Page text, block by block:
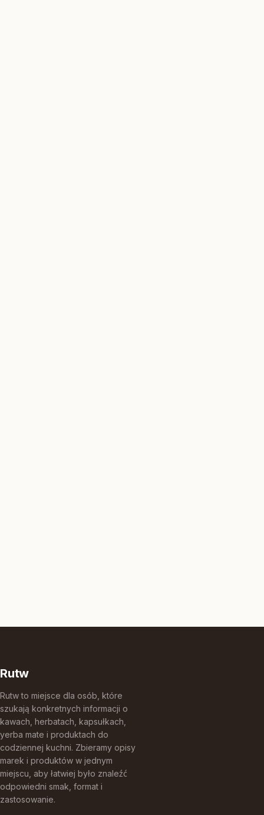
Rutw
Rutw to miejsce dla osób, które
szukają konkretnych informacji o
kawach, herbatach, kapsułkach,
yerba mate i produktach do
codziennej kuchni. Zbieramy opisy
marek i produktów w jednym
miejscu, aby łatwiej było znaleźć
odpowiedni smak, format i
zastosowanie.